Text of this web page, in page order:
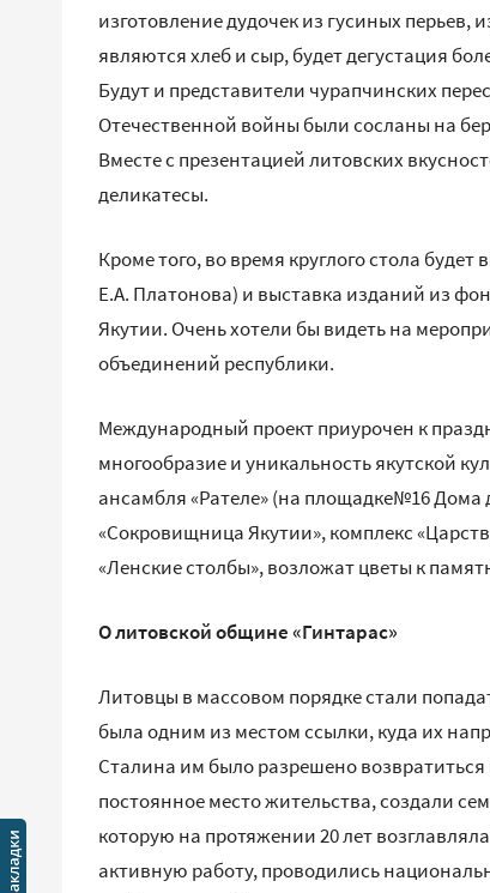
изготовление дудочек из гусиных
являются хлеб и сыр, будет дегустация
Будут и представители чурапчинских
Отечественной войны были сосланы на
Вместе с презентацией литовских
деликатесы.
Кроме того, во время круглого стола
Е.А. Платонова) и выставка изданий из
Якутии. Очень хотели бы видеть на
объединений республики.
Международный проект приурочен к
многообразие и уникальность якутской
ансамбля «Рателе» (на площадке№16 Дома
«Сокровищница Якутии», комплекс
«Ленские столбы», возложат цветы к
О литовской общине «Гинтарас»
Литовцы в массовом порядке стали
была одним из местом ссылки, куда их
Сталина им было разрешено возвратиться
постоянное место жительства, создали
которую на протяжении 20 лет
активную работу, проводились